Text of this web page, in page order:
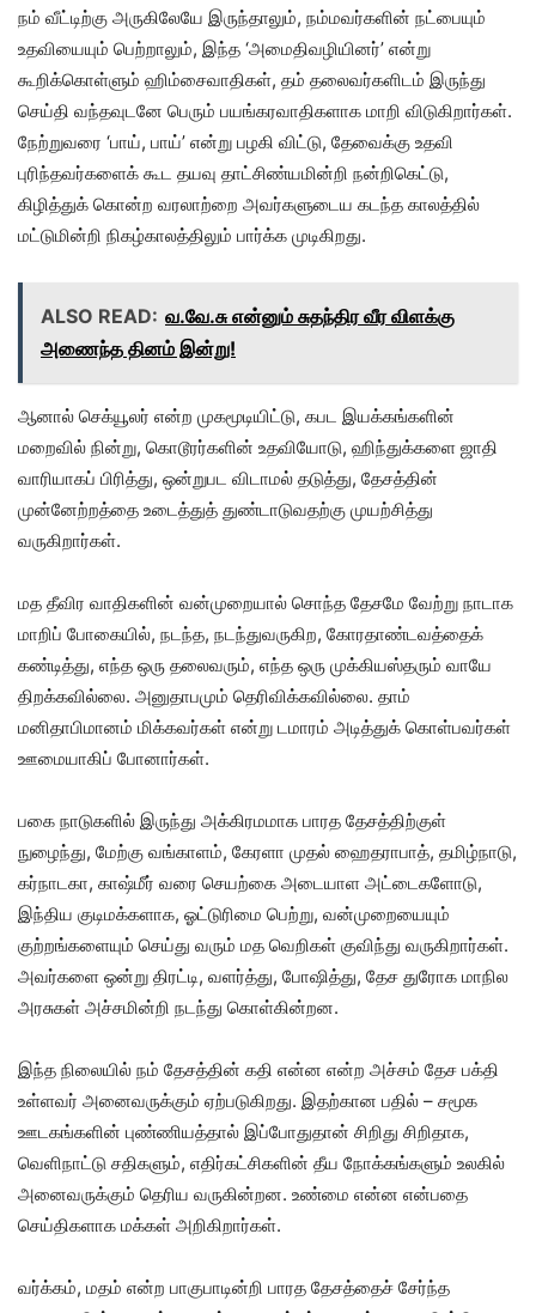
நம் வீட்டிற்கு அருகிலேயே இருந்தாலும், நம்மவர்களின் நட்பையும்
உதவியையும் பெற்றாலும், இந்த ‘அமைதிவழியினர்’ என்று
கூறிக்கொள்ளும் ஹிம்சைவாதிகள், தம் தலைவர்களிடம் இருந்து
செய்தி வந்தவுடனே பெரும் பயங்கரவாதிகளாக மாறி விடுகிறார்கள்.
நேற்றுவரை ‘பாய், பாய்’ என்று பழகி விட்டு, தேவைக்கு உதவி
புரிந்தவர்களைக் கூட தயவு தாட்சிண்யமின்றி நன்றிகெட்டு,
கிழித்துக் கொன்ற வரலாற்றை அவர்களுடைய கடந்த காலத்தில்
மட்டுமின்றி நிகழ்காலத்திலும் பார்க்க முடிகிறது.
ALSO READ: வ.வே.சு என்னும் சுதந்திர வீர விளக்கு
அணைந்த தினம் இன்று!
ஆனால் செக்யூலர் என்ற முகமூடியிட்டு, கபட இயக்கங்களின்
மறைவில் நின்று, கொடூரர்களின் உதவியோடு, ஹிந்துக்களை ஜாதி
வாரியாகப் பிரித்து, ஒன்றுபட விடாமல் தடுத்து, தேசத்தின்
முன்னேற்றத்தை உடைத்துத் துண்டாடுவதற்கு முயற்சித்து
வருகிறார்கள்.
மத தீவிர வாதிகளின் வன்முறையால் சொந்த தேசமே வேற்று நாடாக
மாறிப் போகையில், நடந்த, நடந்துவருகிற, கோரதாண்டவத்தைக்
கண்டித்து, எந்த ஒரு தலைவரும், எந்த ஒரு முக்கியஸ்தரும் வாயே
திறக்கவில்லை. அனுதாபமும் தெரிவிக்கவில்லை. தாம்
மனிதாபிமானம் மிக்கவர்கள் என்று டமாரம் அடித்துக் கொள்பவர்கள்
ஊமையாகிப் போனார்கள்.
பகை நாடுகளில் இருந்து அக்கிரமமாக பாரத தேசத்திற்குள்
நுழைந்து, மேற்கு வங்காளம், கேரளா முதல் ஹைதராபாத், தமிழ்நாடு,
கர்நாடகா, காஷ்மீர் வரை செயற்கை அடையாள அட்டைகளோடு,
இந்திய குடிமக்களாக, ஓட்டுரிமை பெற்று, வன்முறையையும்
குற்றங்களையும் செய்து வரும் மத வெறிகள் குவிந்து வருகிறார்கள்.
அவர்களை ஒன்று திரட்டி, வளர்த்து, போஷித்து, தேச துரோக மாநில
அரசுகள் அச்சமின்றி நடந்து கொள்கின்றன.
இந்த நிலையில் நம் தேசத்தின் கதி என்ன என்ற அச்சம் தேச பக்தி
உள்ளவர் அனைவருக்கும் ஏற்படுகிறது. இதற்கான பதில் – சமூக
ஊடகங்களின் புண்ணியத்தால் இப்போதுதான் சிறிது சிறிதாக,
வெளிநாட்டு சதிகளும், எதிர்கட்சிகளின் தீய நோக்கங்களும் உலகில்
அனைவருக்கும் தெரிய வருகின்றன. உண்மை என்ன என்பதை
செய்திகளாக மக்கள் அறிகிறார்கள்.
வர்க்கம், மதம் என்ற பாகுபாடின்றி பாரத தேசத்தைச் சேர்ந்த